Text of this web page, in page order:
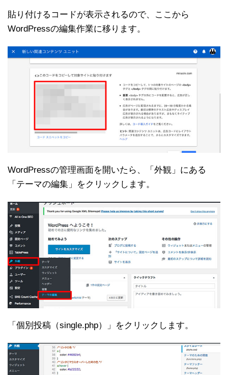
貼り付けるコードが表示されるので、ここから
WordPressの編集作業に移ります。
WordPressの管理画面を開いたら、「外観」にある
「テーマの編集」をクリックします。
「個別投稿（single.php）」をクリックします。